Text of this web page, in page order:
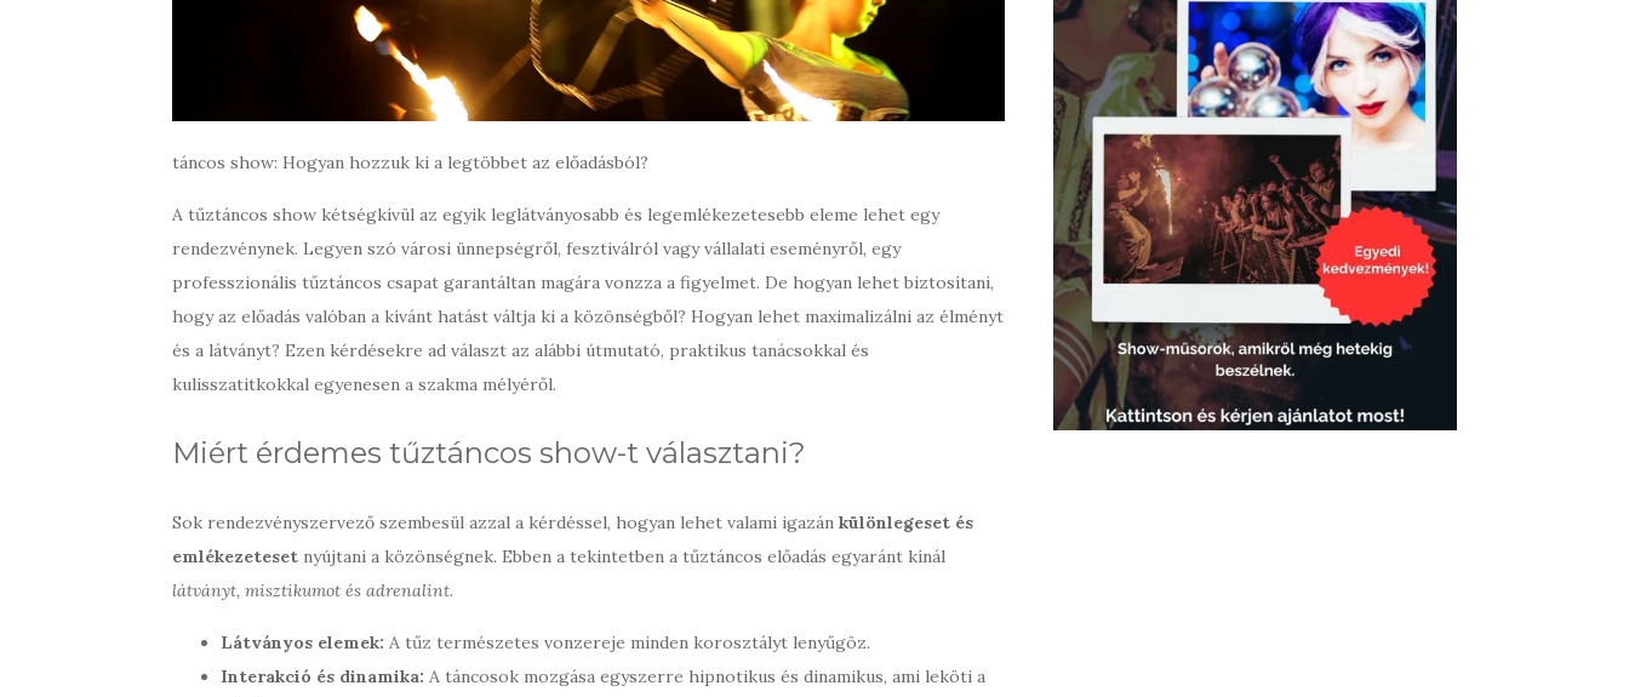
táncos show: Hogyan hozzuk ki a legtöbbet az előadásból?
A tűztáncos show kétségkívül az egyik leglátványosabb és legemlékezetesebb eleme lehet egy
rendezvénynek. Legyen szó városi ünnepségről, fesztiválról vagy vállalati eseményről, egy
professzionális tűztáncos csapat garantáltan magára vonzza a figyelmet. De hogyan lehet biztosítani,
hogy az előadás valóban a kívánt hatást váltja ki a közönségből? Hogyan lehet maximalizálni az élményt
és a látványt? Ezen kérdésekre ad választ az alábbi útmutató, praktikus tanácsokkal és
kulisszatitkokkal egyenesen a szakma mélyéről.
Miért érdemes tűztáncos show-t választani?
Sok rendezvényszervező szembesül azzal a kérdéssel, hogyan lehet valami igazán különlegeset és
emlékezeteset nyújtani a közönségnek. Ebben a tekintetben a tűztáncos előadás egyaránt kínál
látványt, misztikumot és adrenalint.
Látványos elemek: A tűz természetes vonzereje minden korosztályt lenyűgöz.
Interakció és dinamika: A táncosok mozgása egyszerre hipnotikus és dinamikus, ami leköti a